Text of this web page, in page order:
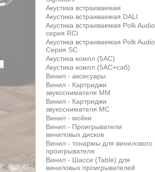
Акустика встраиваемая
Акустика встраиваемая DALI
Акустика встраиваемая Polk Audio
серия RCi
Акустика встраиваемая Polk Audio
Серия SC
Акустика компл (5АС)
Акустика компл (5АС+саб)
Винил - аксесуары
Винил - Картриджи
звукоснимателя MM
Винил - Картриджи
звукоснимателя MС
Винил - мойки
Винил - Проигрыватели
виниловых дисков
Винил - тонармы для винилового
проигрывателя
Винил - Шасси (Table) для
виниловых проигрывателей